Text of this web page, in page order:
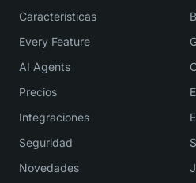
Características
Every Feature
AI Agents
Precios
Integraciones
Seguridad
Novedades